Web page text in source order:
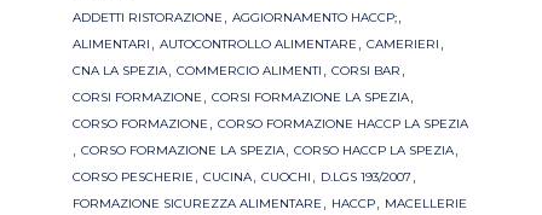
Tags
ADDETTI RISTORAZIONE , AGGIORNAMENTO HACCP;,
ALIMENTARI , AUTOCONTROLLO ALIMENTARE , CAMERIERI ,
CNA LA SPEZIA, COMMERCIO ALIMENTI , CORSI BAR ,
CORSI FORMAZIONE , CORSI FORMAZIONE LA SPEZIA,
CORSO FORMAZIONE , CORSO FORMAZIONE HACCP LA SPEZIA
, CORSO FORMAZIONE LA SPEZIA, CORSO HACCP LA SPEZIA,
CORSO PESCHERIE , CUCINA, CUOCHI , D.LGS 193/2007 ,
FORMAZIONE SICUREZZA ALIMENTARE , HACCP, MACELLERIE